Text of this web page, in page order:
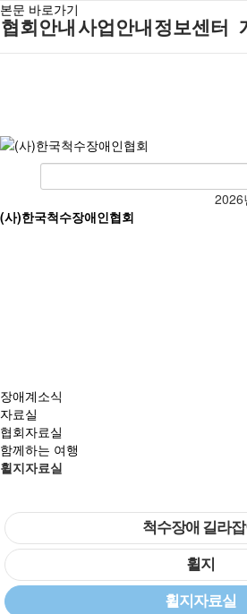
본문 바로가기
2026
(사)한국척수장애인협회
협회안내
조직도
찾아오시는길
사업안내
척수장애인직
업재활
척수재활연구
정보센터
장애계소식
자료실
협회자료실
함께하는 여행
휠지자료실
척수장애 길라잡
휠지
휠지자료실